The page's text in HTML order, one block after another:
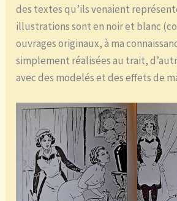
des textes qu’ils venaient
illustrations sont en noir et blanc
ouvrages originaux, à ma
simplement réalisées au trait,
avec des modelés et des effets de